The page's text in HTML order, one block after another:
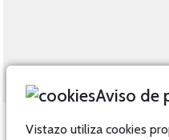
Aviso de
Vistazo utiliza cookies